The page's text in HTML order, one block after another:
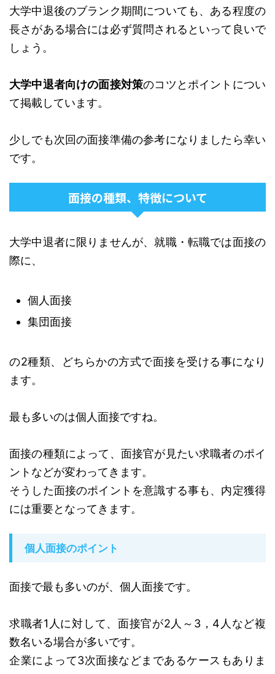
大学中退後のブランク期間についても、ある程度の
長さがある場合には必ず質問されるといって良いで
しょう。
大学中退者向けの面接対策のコツとポイントについ
て掲載しています。
少しでも次回の面接準備の参考になりましたら幸い
です。
面接の種類、特徴について
大学中退者に限りませんが、就職・転職では面接の
際に、
個人面接
集団面接
の2種類、どちらかの方式で面接を受ける事になり
ます。
最も多いのは個人面接ですね。
面接の種類によって、面接官が見たい求職者のポイ
ントなどが変わってきます。
そうした面接のポイントを意識する事も、内定獲得
には重要となってきます。
個人面接のポイント
面接で最も多いのが、個人面接です。
求職者1人に対して、面接官が2人～3，4人など複
数名いる場合が多いです。
企業によって3次面接などまであるケースもありま